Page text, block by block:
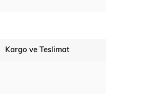
Kargo ve Teslimat